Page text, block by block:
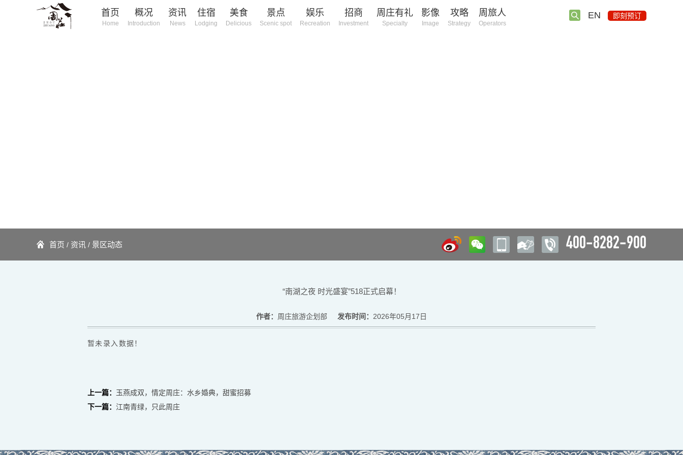
首页
Home
概况
Introduction
资讯
News
住宿
Lodging
美食
Delicious
景点
Scenic spot
娱乐
Recreation
招商
Investment
周庄有礼
Specialty
影像
Image
攻略
Strategy
周旅人
Operators
EN 即刻预订
首页 / 资讯 / 景区动态 400-8282-900
“南湖之夜 时光盛宴”518正式启幕！
作者： 周庄旅游企划部 发布时间： 2026年05月17日
暂未录入数据！
上一篇： 玉燕成双，情定周庄：水乡婚典，甜蜜招募
下一篇： 江南青绿，只此周庄